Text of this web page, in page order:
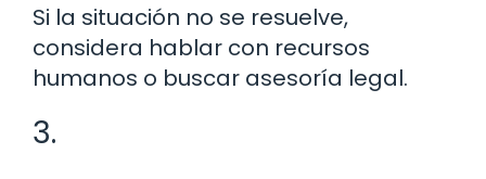
Si la situación no se resuelve,
considera hablar con recursos
humanos o buscar asesoría legal.
3.